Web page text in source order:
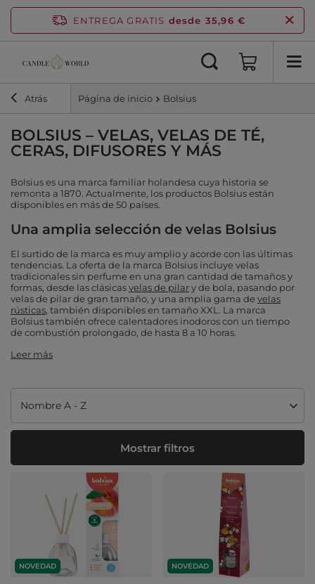
ENTREGA GRATIS desde 35,96 €
Atrás Página de inicio Bolsius
BOLSIUS – VELAS, VELAS DE TÉ,
CERAS, DIFUSORES Y MÁS
Bolsius es una marca familiar holandesa cuya historia se
remonta a 1870. Actualmente, los productos Bolsius están
disponibles en más de 50 países.
Una amplia selección de velas Bolsius
El surtido de la marca es muy amplio y acorde con las últimas
tendencias. La oferta de la marca Bolsius incluye velas
tradicionales sin perfume en una gran cantidad de tamaños y
formas, desde las clásicasvelas de pilary de bola, pasando por
velas de pilar de gran tamaño, y una amplia gama de velas
rústicas, también disponibles en tamaño XXL. La marca
Bolsius también ofrece calentadores inodoros con un tiempo
de combustión prolongado, de hasta 8 a 10 horas.
Leer más
Cambiar ordenación
Nombre A - Z
Mostrar filtros
NOVEDAD NOVEDAD